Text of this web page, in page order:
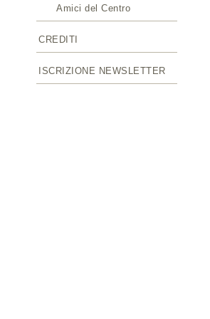
Amici del Centro
CREDITI
ISCRIZIONE NEWSLETTER